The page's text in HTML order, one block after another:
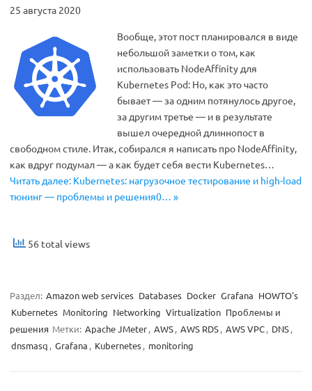
25 августа 2020
Вообще, этот пост планировался в виде
небольшой заметки о том, как
использовать NodeAffinity для
Kubernetes Pod: Но, как это часто
бывает — за одним потянулось другое,
за другим третье — и в результате
вышел очередной длиннопост в
свободном стиле. Итак, собирался я написать про NodeAffinity,
как вдруг подумал — а как будет себя вести Kubernetes…
Читать далее: Kubernetes: нагрузочное тестирование и high-load
тюнинг — проблемы и решения0… »
56 total views
Раздел: Amazon web services Databases Docker Grafana HOWTO's
Kubernetes Monitoring Networking Virtualization Проблемы и
решения Метки: Apache JMeter, AWS, AWS RDS, AWS VPC, DNS,
dnsmasq , Grafana , Kubernetes, monitoring